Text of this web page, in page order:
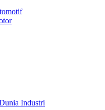
Industri